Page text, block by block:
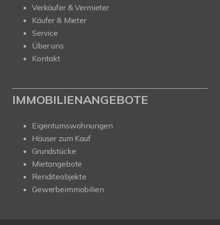
Verkäufer & Vermieter
Käufer & Mieter
Service
Über uns
Kontakt
IMMOBILIENANGEBOTE
Eigentumswohnungen
Häuser zum Kauf
Grundstücke
Mietangebote
Renditeobjekte
Gewerbeimmobilien